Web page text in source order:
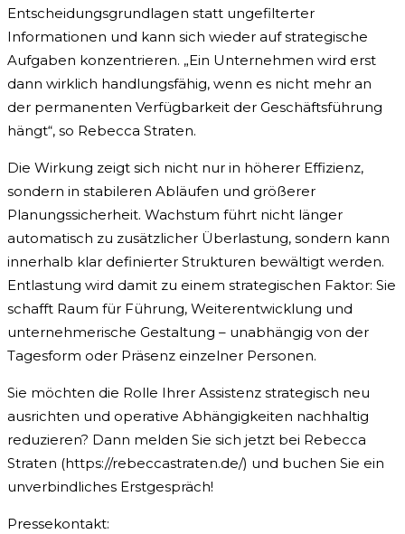
Entscheidungsgrundlagen statt ungefilterter
Informationen und kann sich wieder auf strategische
Aufgaben konzentrieren. „Ein Unternehmen wird erst
dann wirklich handlungsfähig, wenn es nicht mehr an
der permanenten Verfügbarkeit der Geschäftsführung
hängt“, so Rebecca Straten.
Die Wirkung zeigt sich nicht nur in höherer Effizienz,
sondern in stabileren Abläufen und größerer
Planungssicherheit. Wachstum führt nicht länger
automatisch zu zusätzlicher Überlastung, sondern kann
innerhalb klar definierter Strukturen bewältigt werden.
Entlastung wird damit zu einem strategischen Faktor: Sie
schafft Raum für Führung, Weiterentwicklung und
unternehmerische Gestaltung – unabhängig von der
Tagesform oder Präsenz einzelner Personen.
Sie möchten die Rolle Ihrer Assistenz strategisch neu
ausrichten und operative Abhängigkeiten nachhaltig
reduzieren? Dann melden Sie sich jetzt bei Rebecca
Straten (https://rebeccastraten.de/) und buchen Sie ein
unverbindliches Erstgespräch!
Pressekontakt: